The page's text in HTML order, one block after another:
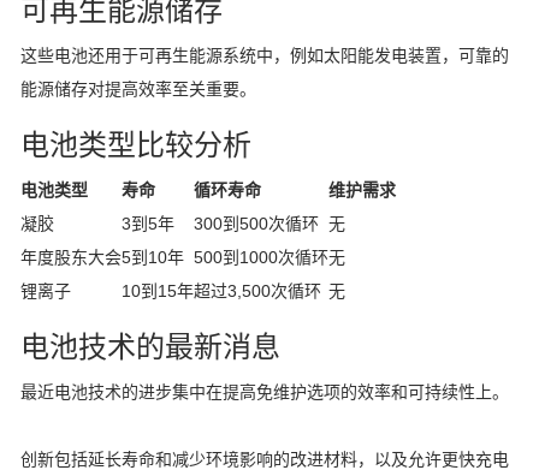
可再生能源储存
这些电池还用于可再生能源系统中，例如太阳能发电装置，可靠的
能源储存对提高效率至关重要。
电池类型比较分析
电池类型 寿命 循环寿命
维护需求
凝胶
3到5年 300到500次循环 无
年度股东大会5到10年 500到1000次循环无
锂离子
10到15年超过3,500次循环 无
电池技术的最新消息
最近电池技术的进步集中在提高免维护选项的效率和可持续性上。
创新包括延长寿命和减少环境影响的改进材料，以及允许更快充电